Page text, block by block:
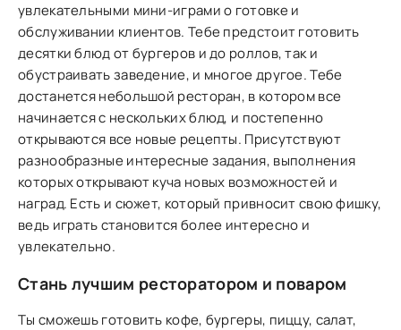
увлекательными мини-играми о готовке и
обслуживании клиентов. Тебе предстоит готовить
десятки блюд от бургеров и до роллов, так и
обустраивать заведение, и многое другое. Тебе
достанется небольшой ресторан, в котором все
начинается с нескольких блюд, и постепенно
открываются все новые рецепты. Присутствуют
разнообразные интересные задания, выполнения
которых открывают куча новых возможностей и
наград. Есть и сюжет, который привносит свою фишку,
ведь играть становится более интересно и
увлекательно.
Стань лучшим ресторатором и поваром
Ты сможешь готовить кофе, бургеры, пиццу, салат,